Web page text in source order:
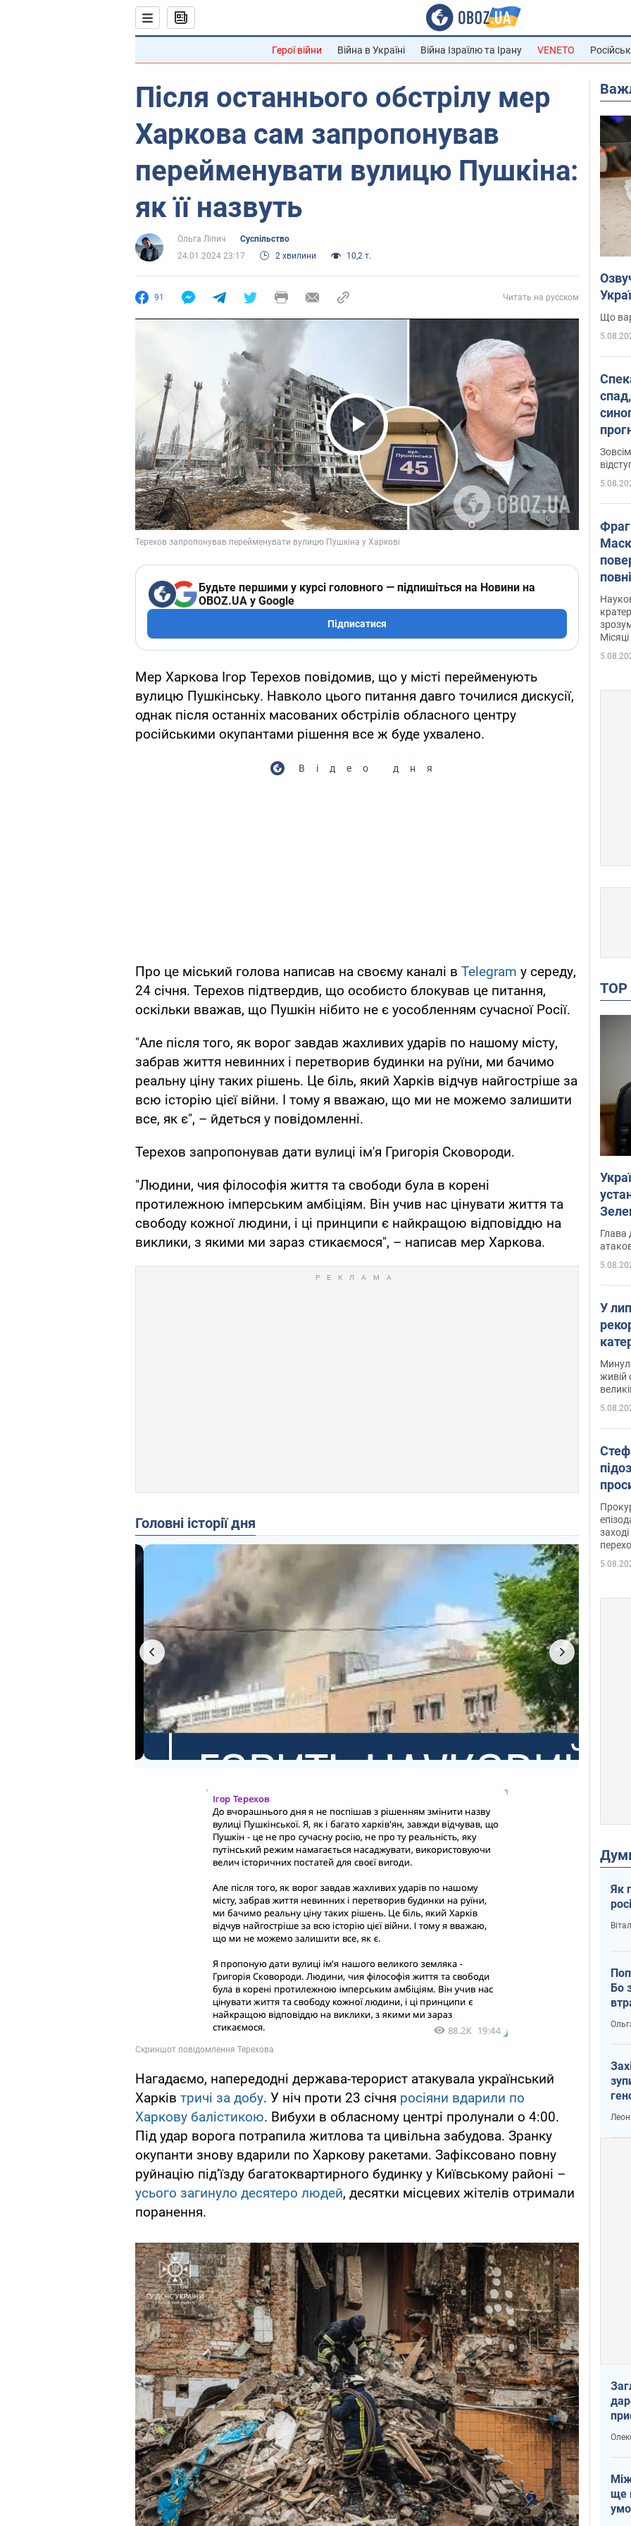
Герої війни Війна в Україні Війна Ізраїлю та Ірану VENETO
Після останнього обстрілу мер
Харкова сам запропонував
перейменувати вулицю Пушкіна:
як її назвуть
Ольга Ліпич
Суспільство
24.01.2024 23:17
2 хвилини 10,2 т.
91 Читать на русском
Play Video
Будьте першими у курсі головного — підпишіться на Новини на
OBOZ.UA у Google
Підписатися
Мер Харкова Ігор Терехов повідомив, що у місті перейменують
вулицю Пушкінську. Навколо цього питання давго точилися дискусії,
однак після останніх масованих обстрілів обласного центру
російськими окупантами рішення все ж буде ухвалено.
Відео дня
Про це міський голова написав на своєму каналі в Telegram у середу,
24 січня. Терехов підтвердив, що особисто блокував це питання,
оскільки вважав, що Пушкін нібито не є уособленням сучасної Росії.
"Але після того, як ворог завдав жахливих ударів по нашому місту,
забрав життя невинних і перетворив будинки на руїни, ми бачимо
реальну ціну таких рішень. Це біль, який Харків відчув найгостріше за
всю історію цієї війни. І тому я вважаю, що ми не можемо залишити
все, як є", – йдеться у повідомленні.
Терехов запропонував дати вулиці ім'я Григорія Сковороди.
"Людини, чия філософія життя та свободи була в корені
протилежною імперським амбіціям. Він учив нас цінувати життя та
свободу кожної людини, і ці принципи є найкращою відповіддю на
виклики, з якими ми зараз стикаємося", – написав мер Харкова.
Головні історії дня
Нагадаємо, напередодні держава-терорист атакувала український
Харків тричі за добу. У ніч проти 23 січня росіяни вдарили по
Харкову балістикою. Вибухи в обласному центрі пролунали о 4:00.
Під удар ворога потрапила житлова та цивільна забудова. Зранку
окупанти знову вдарили по Харкову ракетами. Зафіксовано повну
руйнацію підʼїзду багатоквартирного будинку у Київському районі –
усього загинуло десятеро людей, десятки місцевих жітелів отримали
поранення.
Що
усе
Місяці
Глава
У
живій
Як
Бо
ще